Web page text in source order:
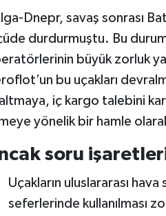
Dnepr, savaş sonrası
durdurmuştu. Bu
büyük zorluk
bu uçakları
iç kargo talebini
yönelik bir hamle
soru
Uçakların uluslararası
seferlerinde kullanılması